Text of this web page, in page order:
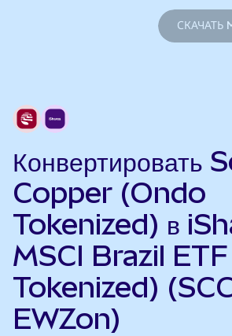
СКАЧАТЬ
Конвертировать
Copper (Ondo
Tokenized) в
MSCI Brazil
Tokenized)
EWZon)